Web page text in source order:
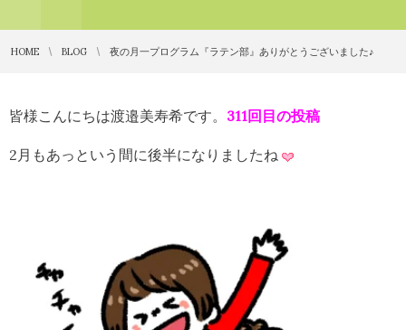
HOME BLOG 夜の月一プログラム『ラテン部』ありがとうございました♪
皆様こんにちは渡邉美寿希です。 311回目の投稿
2月もあっという間に後半になりましたね